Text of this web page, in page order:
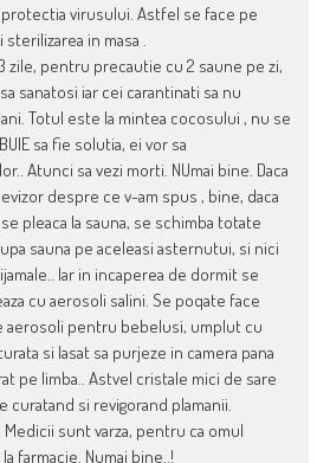
virusului. Astfel se face pe
in masa .
3 zile, pentru precautie cu 2 saune pe zi,
sanatosi iar cei carantinati sa nu
Totul este la mintea cocosului , nu se
sa fie solutia, ei vor sa
Atunci sa vezi morti. NUmai bine. Daca
despre ce v-am spus , bine, daca
pleaca la sauna, se schimba totate
sauna pe aceleasi asternutui, si nici
Iar in incaperea de dormit se
cu aerosoli salini. Se poqate face
aerosoli pentru bebelusi, umplut cu
si lasat sa purjeze in camera pana
pe limba.. Astvel cristale mici de sare
curatand si revigorand plamanii.
Medicii sunt varza, pentru ca omul
farmacie. Numai bine..!